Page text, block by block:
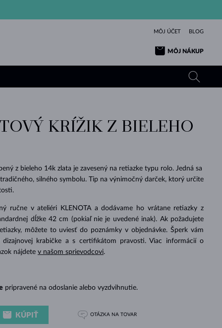
MÔJ ÚČET BLOG
MÔJ NÁKUP
VÝNIMOČNÝ
POZRIEŤ
LÁSKA
POZRIEŤ
ŽLTÉ ZLATO
KRÁSOU
POZRIEŤ
TANZANITY
TURMALÍNY
VLTAVÍNY
BIELE ZLATO
KRÁSNE
POZRIEŤ
TURMALÍNY
MINERÁLY
PERLOVÉ PRÍVESKY
RUŽOVÉ ZLATO
PRÍVESKY
POZRIEŤ
NÁRAMKY
POZRIEŤ
ELEGANCIA
POZRIEŤ
ZAFÍRY
VLTAVÍNY
MINERÁLY
BIELE ZLATO
ŠPERKY
POZRIEŤ
KRÁSU
POZRIEŤ
KOLEKCIE
POZRIEŤ
KRÍŽIK Z BIELEHO
z bieleho 14k zlata je zavesený na retiazke typu rolo. Jedná sa
​​silného symbolu. Tip na výnimočný darček, ktorý určite
ručne v ateliéri KLENOTA a dodávame ho vrátane retiazky z
dĺžke 42 cm (pokiaľ nie je uvedené inak). Ak požadujete
môžete to uviesť do poznámky v objednávke. Šperk vám
dizajnovej krabičke a s certifikátom pravosti. Viac informácií o
nájdete v našom sprievodcovi.
pripravené na odoslanie alebo vyzdvihnutie.
KÚPIŤ OTÁZKA NA TOVAR